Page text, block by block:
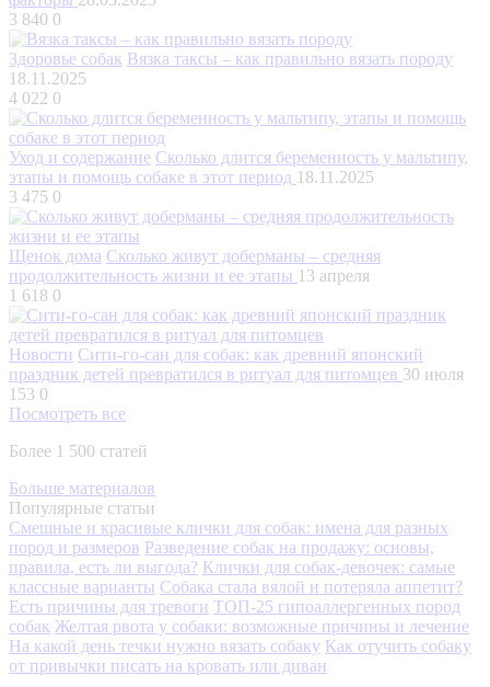
3 840 0
Здоровье собак Вязка таксы – как правильно вязать породу
18.11.2025
4 022 0
Уход и содержание Сколько длится беременность у мальтипу,
этапы и помощь собаке в этот период 18.11.2025
3 475 0
Щенок дома Сколько живут доберманы – средняя
продолжительность жизни и ее этапы 13 апреля
1 618 0
Новости Сити-го-сан для собак: как древний японский
праздник детей превратился в ритуал для питомцев 30 июля
153 0
Посмотреть все
Более 1 500 статей
Больше материалов
Популярные статьи
Смешные и красивые клички для собак: имена для разных
пород и размеров Разведение собак на продажу: основы,
правила, есть ли выгода? Клички для собак-девочек: самые
классные варианты Собака стала вялой и потеряла аппетит?
Есть причины для тревоги ТОП-25 гипоаллергенных пород
собак Желтая рвота у собаки: возможные причины и лечение
На какой день течки нужно вязать собаку Как отучить собаку
от привычки писать на кровать или диван